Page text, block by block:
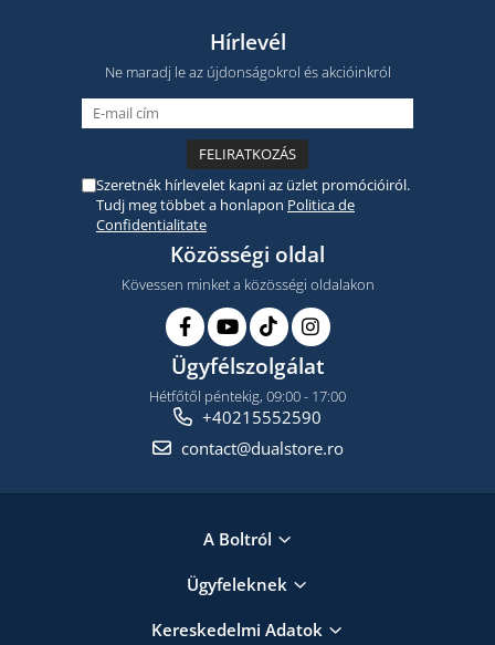
Hírlevél
Ne maradj le az újdonságokrol és akcióinkról
Szeretnék hírlevelet kapni az üzlet promócióiról.
Tudj meg többet a honlapon Politica de
Confidentialitate
Közösségi oldal
Kövessen minket a közösségi oldalakon
Ügyfélszolgálat
Hétfőtől péntekig, 09:00 - 17:00
+40215552590
contact@dualstore.ro
A Boltról
Ügyfeleknek
Kereskedelmi Adatok